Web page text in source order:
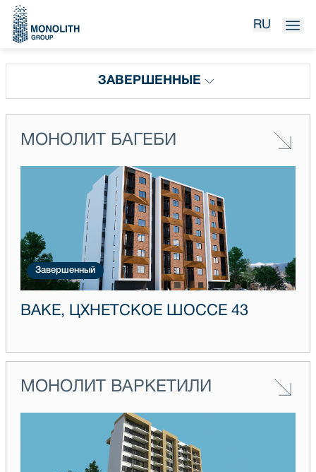
RU
ЗАВЕРШЕННЫЕ
МОНОЛИТ БАГЕБИ
Завершенный
ВАКЕ, ЦХНЕТСКОЕ ШОССЕ 43
МОНОЛИТ ВАРКЕТИЛИ